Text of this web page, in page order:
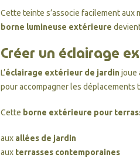
Cette teinte s’associe facilement aux
borne lumineuse extérieure
Créer un éclairage
L’éclairage extérieur de jardinjoue
pour accompagner les déplacements
Cette borne extérieure pour
aux allées de jardin
aux terrasses contemporaines